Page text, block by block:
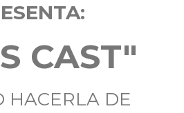
CAST"
HACERLA DE